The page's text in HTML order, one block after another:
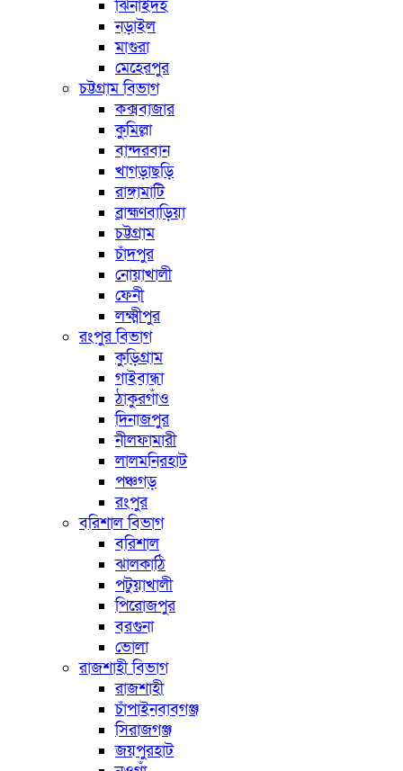
ঝিনাইদহ
নড়াইল
মাগুরা
মেহেরপুর
চট্টগ্রাম বিভাগ
কক্সবাজার
কুমিল্লা
বান্দরবান
খাগড়াছড়ি
রাঙ্গামাটি
ব্রাহ্মণবাড়িয়া
চট্টগ্রাম
চাঁদপুর
নোয়াখালী
ফেনী
লক্ষ্মীপুর
রংপুর বিভাগ
কুড়িগ্রাম
গাইবান্ধা
ঠাকুরগাঁও
দিনাজপুর
নীলফামারী
লালমনিরহাট
পঞ্চগড়
রংপুর
বরিশাল বিভাগ
বরিশাল
ঝালকাঠি
পটুয়াখালী
পিরোজপুর
বরগুনা
ভোলা
রাজশাহী বিভাগ
রাজশাহী
চাঁপাইনবাবগঞ্জ
সিরাজগঞ্জ
জয়পুরহাট